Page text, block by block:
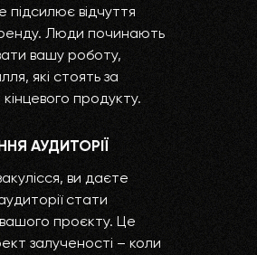
АУДИТОРІЇ
ви даєте
стати
проєкту. Це
залученості – коли
підсилює відчуття
Люди починають
вашу роботу,
які стоять за
продукту.